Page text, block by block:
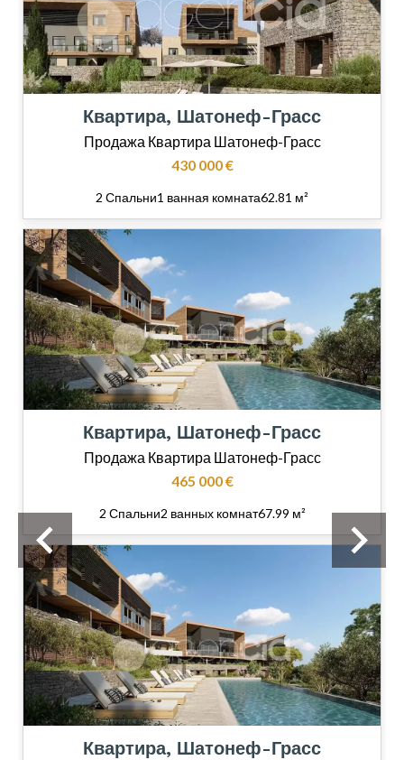
Квартира, Шатонеф-Грасс
Продажа Квартира Шатонеф-Грасс
430 000 €
2 Спальни1 ванная комната62.81 м²
Квартира, Шатонеф-Грасс
Продажа Квартира Шатонеф-Грасс
465 000 €
2 Спальни2 ванных комнат67.99 м²
Квартира, Шатонеф-Грасс